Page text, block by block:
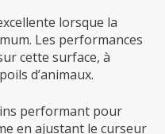
lorsque la
Les performances
cette surface, à
d’animaux.
performant pour
en ajustant le curseur